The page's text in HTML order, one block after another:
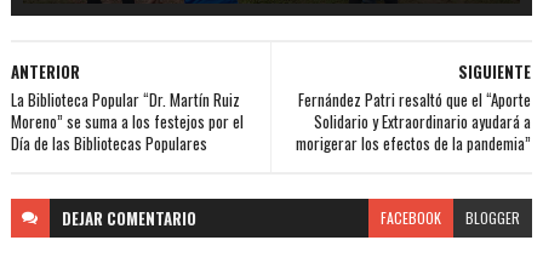
SIGUIENTE
Fernández Patri resaltó que el “Aporte
Solidario y Extraordinario ayudará a
morigerar los efectos de la pandemia”
ANTERIOR
La Biblioteca Popular “Dr. Martín Ruiz
Moreno” se suma a los festejos por el
Día de las Bibliotecas Populares
DEJAR COMENTARIO FACEBOOK BLOGGER